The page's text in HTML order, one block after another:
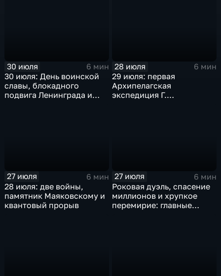
30 июля
6 мин
30 июля: День воинской
славы, блокадного
подвига Ленинграда и
28 июля
6 мин
29 июля: первая
Архипелагская
экспедиция Г.
27 июля
6 мин
28 июля: две войны,
памятник Маяковскому и
квантовый прорыв
27 июля
6 мин
Роковая дуэль, спасение
миллионов и хрупкое
перемирие: главные